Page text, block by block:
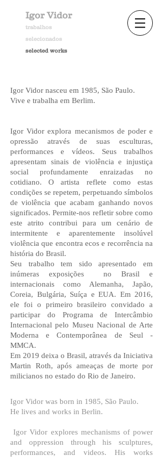
Igor Vidor
trabalhos
selecionados
selected works
Igor Vidor nasceu em 1985, São Paulo.
Vive e trabalha em Berlim.
Igor Vidor explora mecanismos de poder e
opressão através de suas esculturas,
performances e vídeos. Seus trabalhos
apresentam sinais de violência e injustiça
social profundamente enraizadas no
cotidiano. O artista reflete como estas
condições se repetem, perpetuando símbolos
de violência que acabam ganhando novos
significados. Permite-nos refletir sobre como
este atrito contribui para um cenário de
intermitente e aparentemente insolúvel
violência que encontra ecos e recorrência na
história do Brasil.
Seu trabalho tem sido apresentado em
inúmeras exposições no Brasil e
internacionais como Alemanha, Japão,
Coreia, Bulgária, Suíça e EUA. Em 2016,
ele foi o primeiro brasileiro convidado a
participar do Programa de Intercâmbio
Internacional pelo Museu Nacional de Arte
Moderna e Contemporânea de Seul -
MMCA.
Em 2019 deixa o Brasil, através da Iniciativa
Martin Roth, após ameaças de morte por
milicianos no estado do Rio de Janeiro.
Igor Vidor was born in 1985, São Paulo.
He lives and works in Berlin.
Igor Vidor explores mechanisms of power
and oppression through his sculptures,
performances, and videos. His works